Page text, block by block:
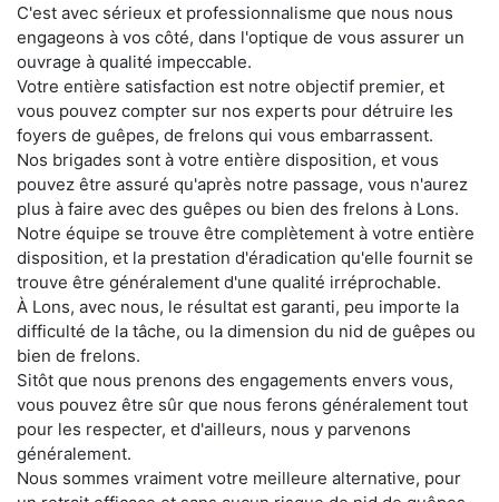
C'est avec sérieux et professionnalisme que nous nous
engageons à vos côté, dans l'optique de vous assurer un
ouvrage à qualité impeccable.
Votre entière satisfaction est notre objectif premier, et
vous pouvez compter sur nos experts pour détruire les
foyers de guêpes, de frelons qui vous embarrassent.
Nos brigades sont à votre entière disposition, et vous
pouvez être assuré qu'après notre passage, vous n'aurez
plus à faire avec des guêpes ou bien des frelons à Lons.
Notre équipe se trouve être complètement à votre entière
disposition, et la prestation d'éradication qu'elle fournit se
trouve être généralement d'une qualité irréprochable.
À Lons, avec nous, le résultat est garanti, peu importe la
difficulté de la tâche, ou la dimension du nid de guêpes ou
bien de frelons.
Sitôt que nous prenons des engagements envers vous,
vous pouvez être sûr que nous ferons généralement tout
pour les respecter, et d'ailleurs, nous y parvenons
généralement.
Nous sommes vraiment votre meilleure alternative, pour